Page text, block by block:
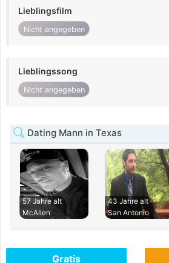
Lieblingsfilm
Nicht angegeben
Lieblingssong
Nicht angegeben
Dating Mann in Texas
57 Jahre alt
McAllen
43 Jahre alt
San Antonio
Gratis